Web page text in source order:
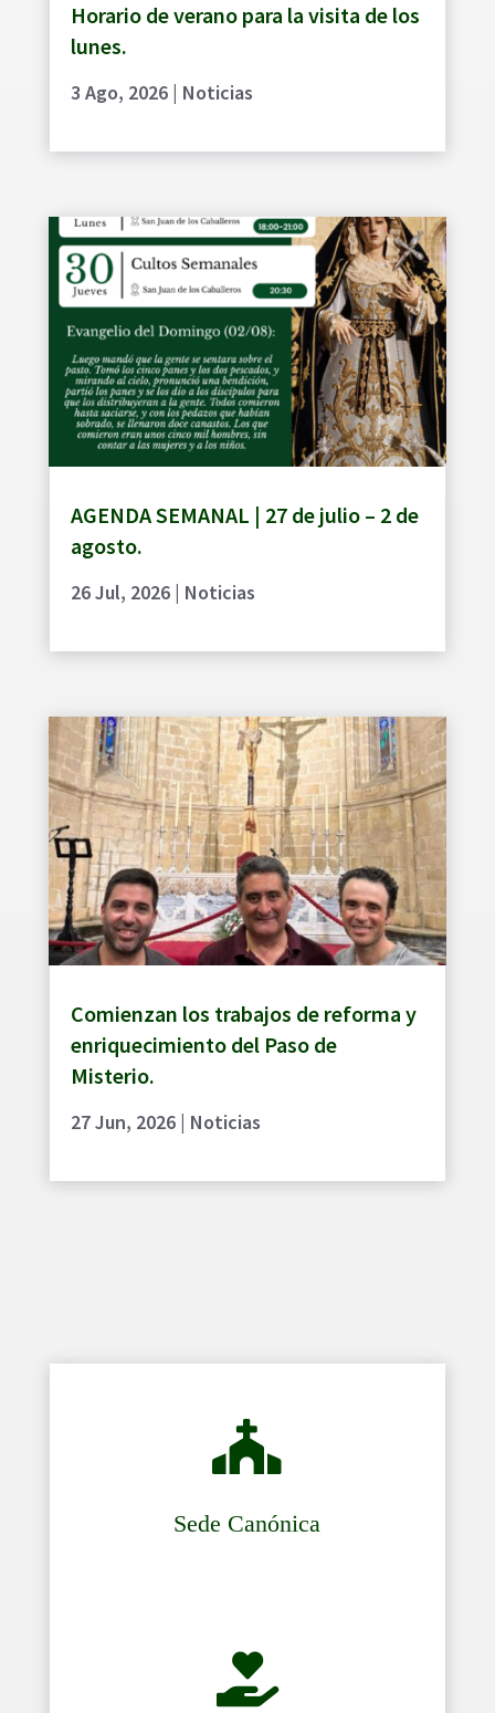
Horario de verano para la visita de los
lunes.
3 Ago, 2026| Noticias
AGENDA SEMANAL | 27 de julio – 2 de
agosto.
26 Jul, 2026| Noticias
Comienzan los trabajos de reforma y
enriquecimiento del Paso de
Misterio.
27 Jun, 2026| Noticias

Sede Canónica
